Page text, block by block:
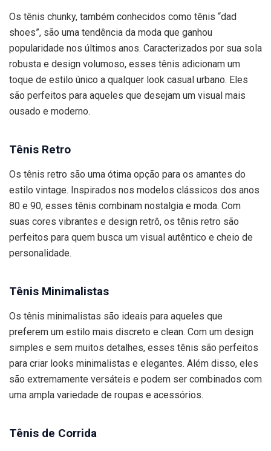
Os tênis chunky, também conhecidos como tênis “dad
shoes”, são uma tendência da moda que ganhou
popularidade nos últimos anos. Caracterizados por sua sola
robusta e design volumoso, esses tênis adicionam um
toque de estilo único a qualquer look casual urbano. Eles
são perfeitos para aqueles que desejam um visual mais
ousado e moderno.
Tênis Retro
Os tênis retro são uma ótima opção para os amantes do
estilo vintage. Inspirados nos modelos clássicos dos anos
80 e 90, esses tênis combinam nostalgia e moda. Com
suas cores vibrantes e design retrô, os tênis retro são
perfeitos para quem busca um visual autêntico e cheio de
personalidade.
Tênis Minimalistas
Os tênis minimalistas são ideais para aqueles que
preferem um estilo mais discreto e clean. Com um design
simples e sem muitos detalhes, esses tênis são perfeitos
para criar looks minimalistas e elegantes. Além disso, eles
são extremamente versáteis e podem ser combinados com
uma ampla variedade de roupas e acessórios.
Tênis de Corrida